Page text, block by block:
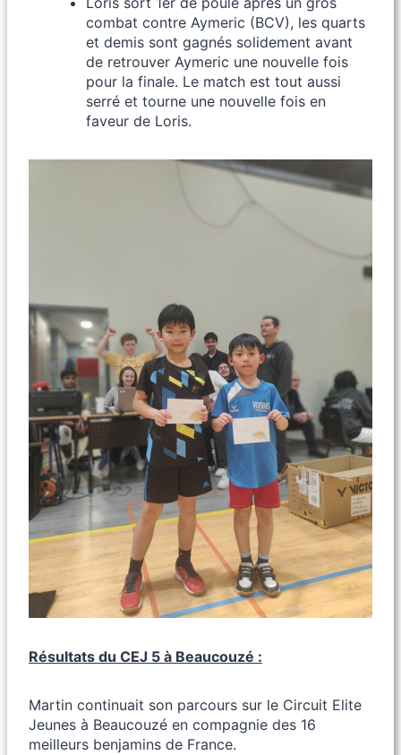
combat contre Aymeric (BCV), les quarts
et demis sont gagnés solidement avant
de retrouver Aymeric une nouvelle fois
pour la finale. Le match est tout aussi
serré et tourne une nouvelle fois en
faveur de Loris.
Résultats du CEJ 5 à Beaucouzé :
Martin continuait son parcours sur le Circuit Elite
Jeunes à Beaucouzé en compagnie des 16
meilleurs benjamins de France.